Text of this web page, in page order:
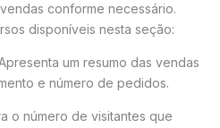
conforme necessário.
disponíveis nesta seção:
um resumo das vendas
e número de pedidos.
o número de visitantes que